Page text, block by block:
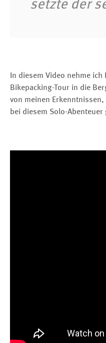
setzte der
In diesem Video nehme ich
Bikepacking-Tour in die
von meinen
bei diesem Solo-Abenteuer